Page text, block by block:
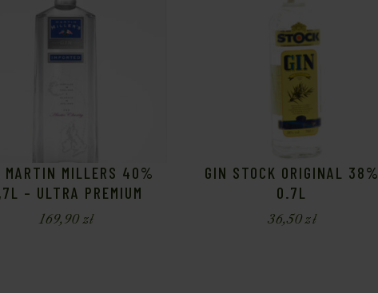
MARTIN MILLERS 40%
– ULTRA PREMIUM
169,90zł
GIN STOCK ORIGINAL 38%
0.7L
36,50zł